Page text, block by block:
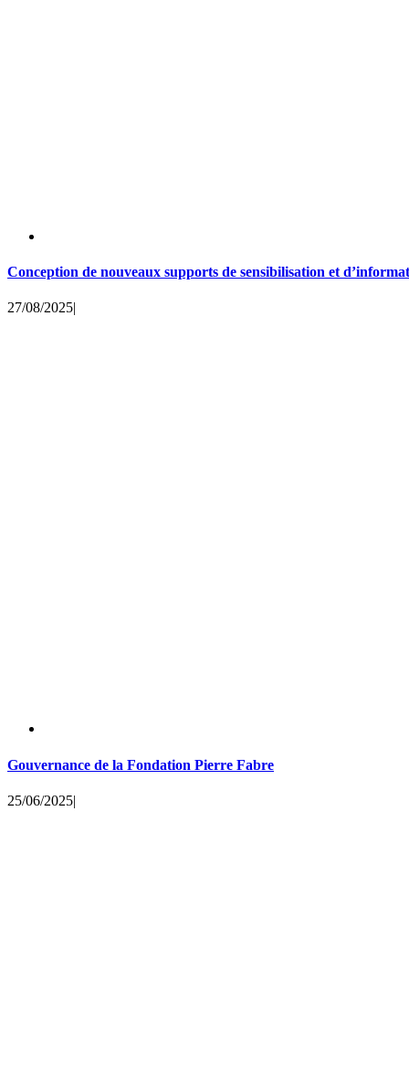
Conception de nouveaux supports de sensibilisation et
27/08/2025|
Gouvernance de la Fondation Pierre Fabre
25/06/2025|